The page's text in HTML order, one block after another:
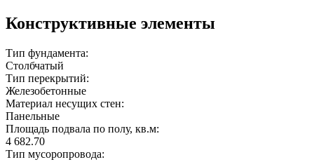
Конструктивные элементы
Тип фундамента:
Столбчатый
Тип перекрытий:
Железобетонные
Материал несущих стен:
Панельные
Площадь подвала по полу, кв.м:
4 682.70
Тип мусоропровода: